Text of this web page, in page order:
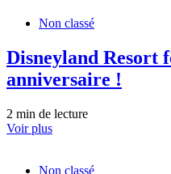
Non classé
Disneyland Resort
anniversaire !
2 min de lecture
Voir plus
Non classé